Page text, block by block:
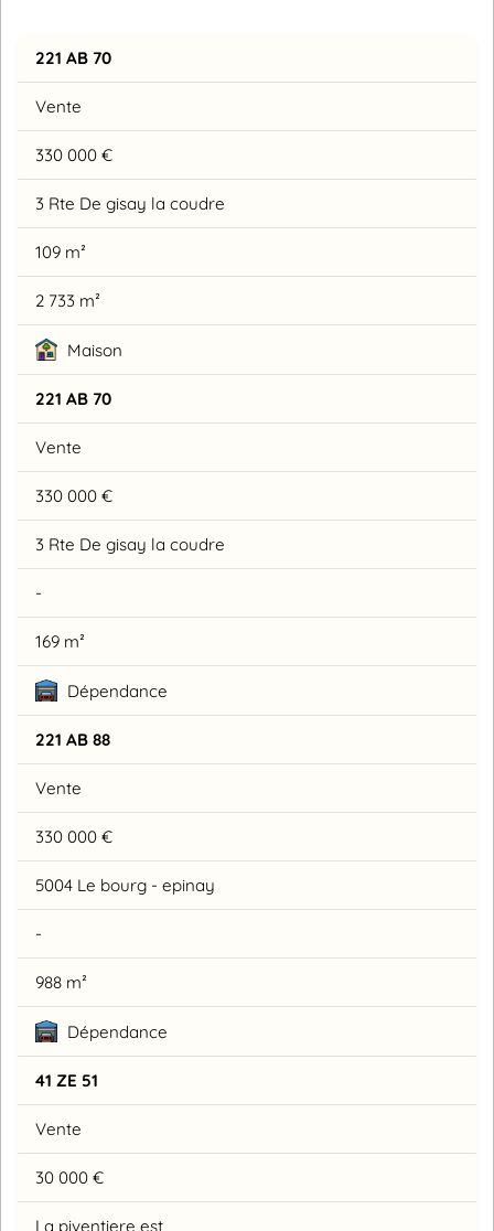
221 AB 70
Vente
330 000 €
3 Rte De gisay la coudre
109 m²
2 733 m²
Maison
221 AB 70
Vente
330 000 €
3 Rte De gisay la coudre
-
169 m²
Dépendance
221 AB 88
Vente
330 000 €
5004 Le bourg - epinay
-
988 m²
Dépendance
41 ZE 51
Vente
30 000 €
La piventiere est